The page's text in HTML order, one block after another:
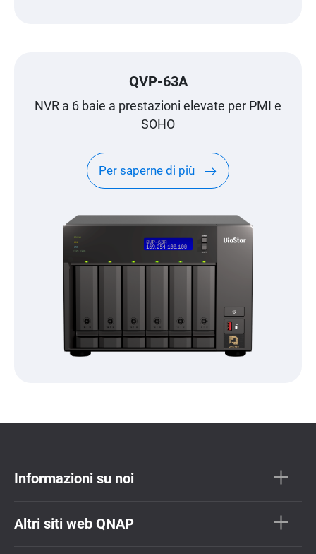
QVP-63A
NVR a 6 baie a prestazioni elevate per PMI e
SOHO
Per saperne di più
Informazioni su noi
Altri siti web QNAP